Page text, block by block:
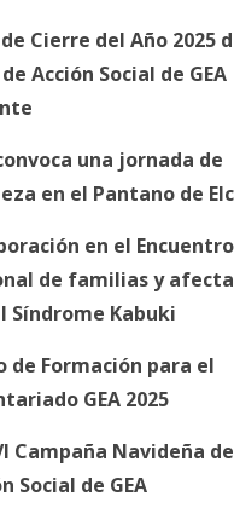
Cierre del Año 2025
Acción Social de GEA
una jornada de
en el Pantano de
en el Encuentro
de familias y
Síndrome Kabuki
de Formación para el
GEA 2025
Campaña Navideña de
Social de GEA